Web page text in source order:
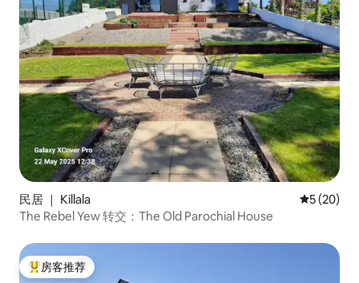
民居 ｜ Killala 平均评分
5 (20)
The Rebel Yew 转交：The Old Parochial House
热门「房客推荐」
房客推荐